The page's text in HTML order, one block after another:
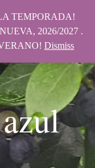
TEMPORADA!
2026/2027 .
Dismiss